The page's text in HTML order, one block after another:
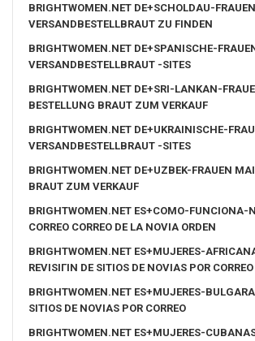
BRIGHTWOMEN.NET DE+SCHOLDAU-
VERSANDBESTELLBRAUT ZU FINDEN
BRIGHTWOMEN.NET DE+SPANISCHE-
VERSANDBESTELLBRAUT -SITES
BRIGHTWOMEN.NET DE+SRI-LANKAN-
BESTELLUNG BRAUT ZUM VERKAUF
BRIGHTWOMEN.NET DE+UKRAINISCHE-
VERSANDBESTELLBRAUT -SITES
BRIGHTWOMEN.NET DE+UZBEK-FRAUEN
BRAUT ZUM VERKAUF
BRIGHTWOMEN.NET ES+COMO-FUNCIONA-
CORREO CORREO DE LA NOVIA ORDEN
BRIGHTWOMEN.NET ES+MUJERES-
REVISIГІN DE SITIOS DE NOVIAS POR CORREO
BRIGHTWOMEN.NET ES+MUJERES-
SITIOS DE NOVIAS POR CORREO
BRIGHTWOMEN.NET ES+MUJERES-